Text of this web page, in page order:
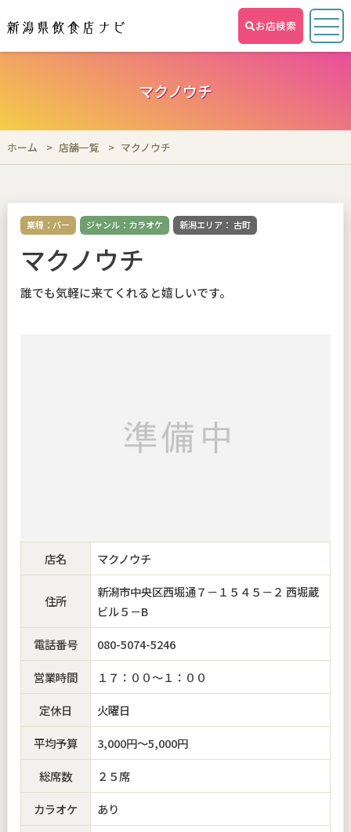
お店検索
マクノウチ
ホーム 店舗一覧 マクノウチ
業種：バー ジャンル：カラオケ 新潟エリア： 古町
マクノウチ
誰でも気軽に来てくれると嬉しいです。
店名 マクノウチ
住所
新潟市中央区西堀通７－１５４５－２ 西堀蔵
ビル５－B
電話番号
080-5074-5246
営業時間
１７：００～１：００
定休日
火曜日
平均予算
3,000円～5,000円
総席数
２５席
カラオケ
あり